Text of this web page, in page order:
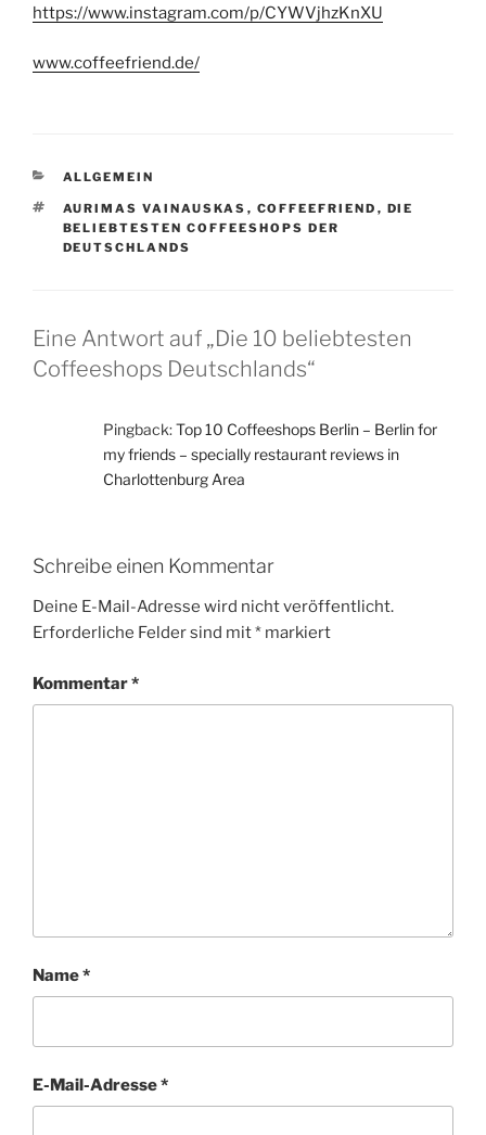
https://www.instagram.com/p/CYWVjhzKnXU
www.coffeefriend.de/
KATEGORIEN
ALLGEMEIN
SCHLAGWÖRTER
AURIMAS VAINAUSKAS , COFFEEFRIEND , DIE
BELIEBTESTEN COFFEESHOPS DER
DEUTSCHLANDS
Eine Antwort auf „Die 10 beliebtesten
Coffeeshops Deutschlands“
Pingback:Top 10 Coffeeshops Berlin – Berlin for
my friends – specially restaurant reviews in
Charlottenburg Area
Schreibe einen Kommentar
Deine E-Mail-Adresse wird nicht veröffentlicht.
Erforderliche Felder sind mit* markiert
Kommentar*
Name*
E-Mail-Adresse*